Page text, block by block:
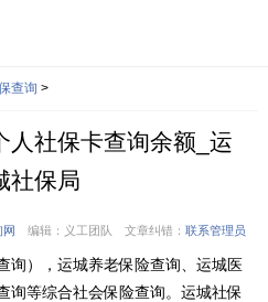
查询 >
人社保卡查询余额_运
社保局
网 编辑：义工团队 文章纠错： 联系管理员
询），运城养老保险查询、运城医
询等综合社会保险查询。运城社保